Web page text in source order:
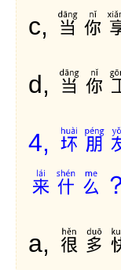
c, 当你
d, 当你
4, 坏朋
来什么
a, 很多